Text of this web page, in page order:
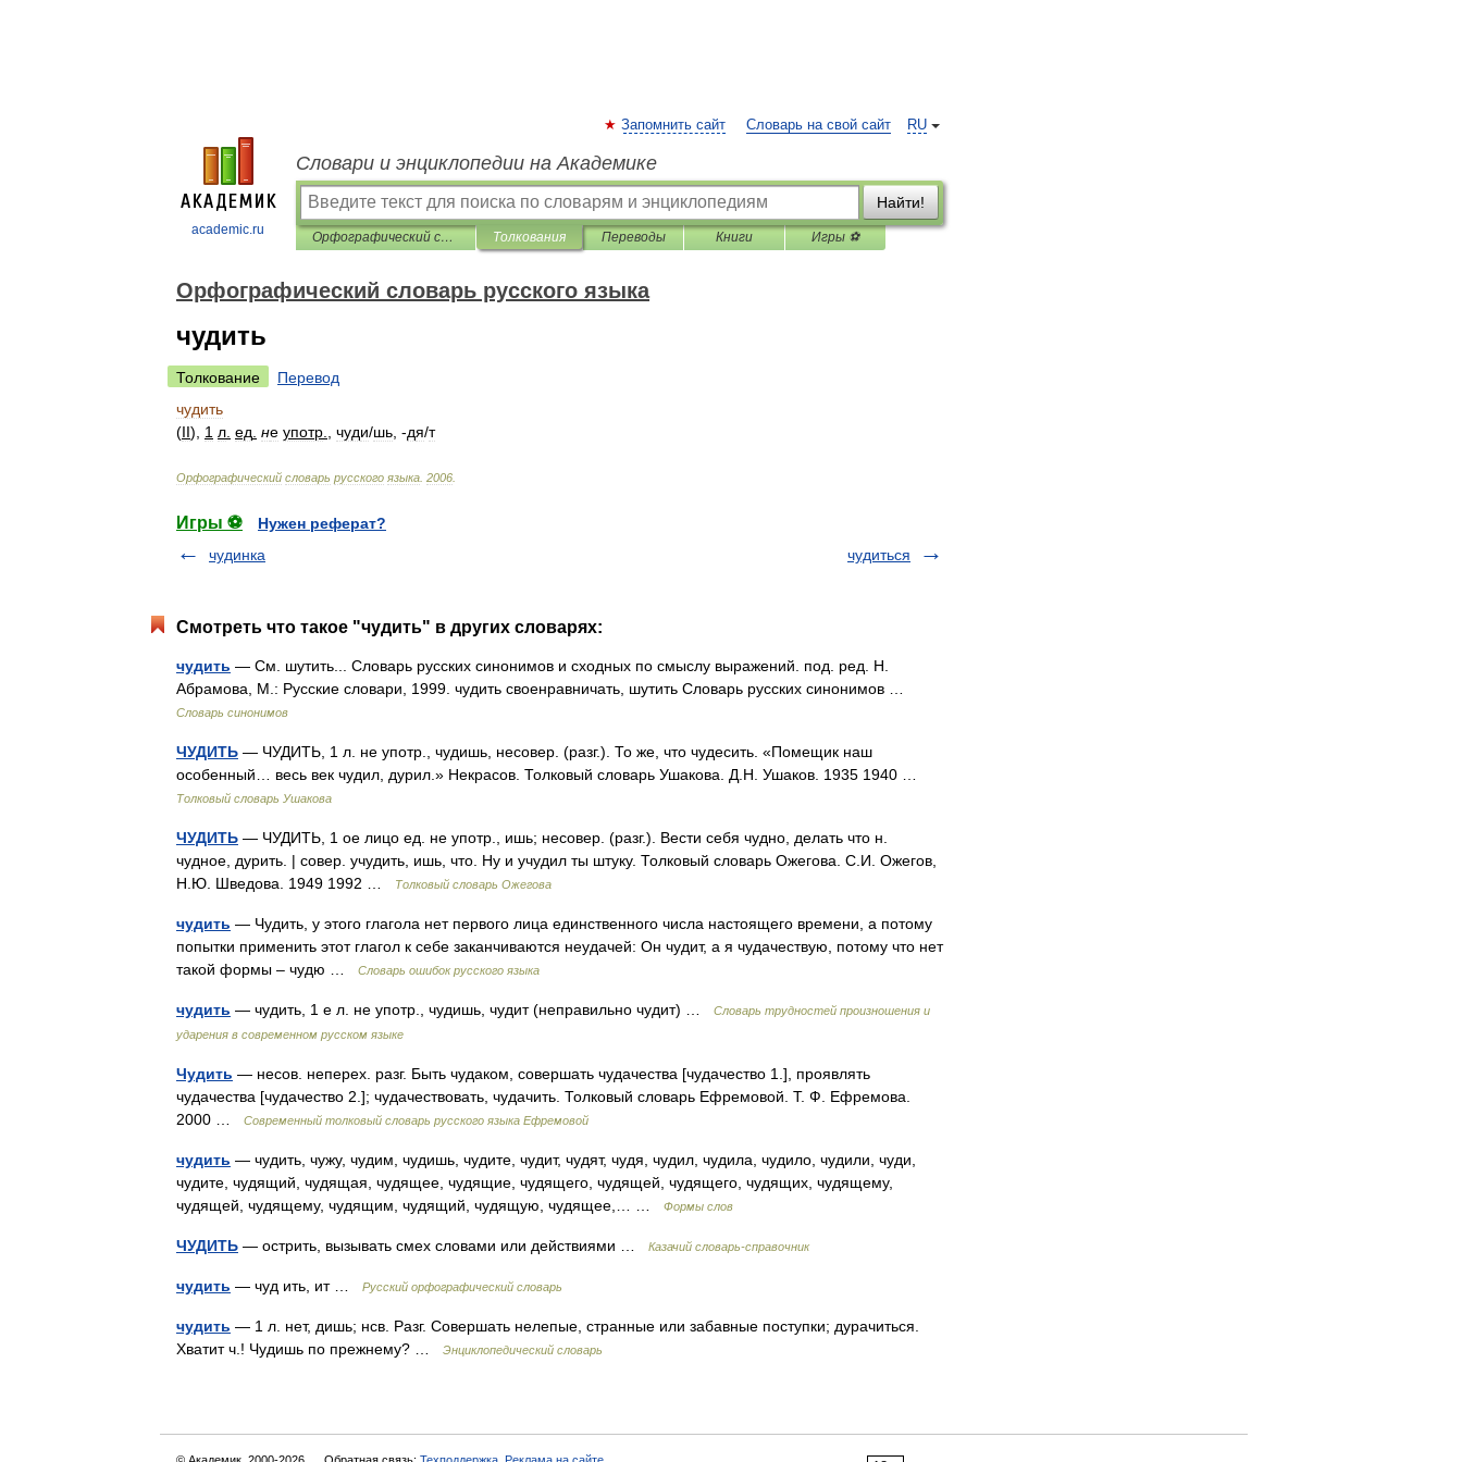
academic.ru
RU
Запомнить сайт Словарь на свой сайт
Словари и энциклопедии на Академике
Найти!
Орфографический словарь русского языка Толкования Переводы Книги Игры ⚽
Орфографический словарь русского языка
чудить
Толкование
Перевод
чудить
(II), 1 л ед не употр чуди/шь , -дя/т
Орфографический словарь русского языка 2006
Игры ⚽
Нужен реферат?
чудинка
чудиться
Смотреть что такое "чудить" в других словарях:
чудить — См. шутить... Словарь русских синонимов и сходных по смыслу выражений. под. ред. Н.
Абрамова, М.: Русские словари, 1999. чудить своенравничать, шутить Словарь русских синонимов …
Словарь синонимов
ЧУДИТЬ — ЧУДИТЬ, 1 л. не употр., чудишь, несовер. (разг.). То же, что чудесить. «Помещик наш
особенный… весь век чудил, дурил.» Некрасов. Толковый словарь Ушакова. Д.Н. Ушаков. 1935 1940 …
Толковый словарь Ушакова
ЧУДИТЬ — ЧУДИТЬ, 1 ое лицо ед. не употр., ишь; несовер. (разг.). Вести себя чудно, делать что н.
чудное, дурить. | совер. учудить, ишь, что. Ну и учудил ты штуку. Толковый словарь Ожегова. С.И. Ожегов,
Н.Ю. Шведова. 1949 1992 …
Толковый словарь Ожегова
чудить — Чудить, у этого глагола нет первого лица единственного числа настоящего времени, а потому
попытки применить этот глагол к себе заканчиваются неудачей: Он чудит, а я чудачествую, потому что нет
такой формы – чудю …
Словарь ошибок русского языка
чудить — чудить, 1 е л. не употр., чудишь, чудит (неправильно чудит) …
Словарь трудностей произношения и
ударения в современном русском языке
Чудить — несов. неперех. разг. Быть чудаком, совершать чудачества [чудачество 1.], проявлять
чудачества [чудачество 2.]; чудачествовать, чудачить. Толковый словарь Ефремовой. Т. Ф. Ефремова.
2000 …
Современный толковый словарь русского языка Ефремовой
чудить — чудить, чужу, чудим, чудишь, чудите, чудит, чудят, чудя, чудил, чудила, чудило, чудили, чуди,
чудите, чудящий, чудящая, чудящее, чудящие, чудящего, чудящей, чудящего, чудящих, чудящему,
чудящей, чудящему, чудящим, чудящий, чудящую, чудящее,… …
Формы слов
ЧУДИТЬ — острить, вызывать смех словами или действиями … Казачий словарь-справочник
чудить — чуд ить, ит … Русский орфографический словарь
чудить — 1 л. нет, дишь; нсв. Разг. Совершать нелепые, странные или забавные поступки; дурачиться.
Хватит ч.! Чудишь по прежнему? …
Энциклопедический словарь